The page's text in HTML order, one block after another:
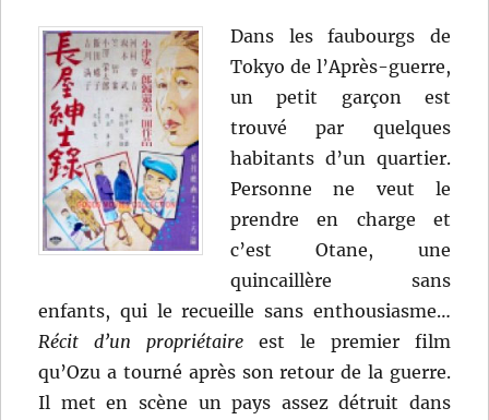
Dans les faubourgs de
Tokyo de l’Après-guerre,
un petit garçon est
trouvé par quelques
habitants d’un quartier.
Personne ne veut le
prendre en charge et
c’est Otane, une
quincaillère sans
enfants, qui le recueille sans enthousiasme…
Récit d’un propriétaire est le premier film
qu’Ozu a tourné après son retour de la guerre.
Il met en scène un pays assez détruit dans